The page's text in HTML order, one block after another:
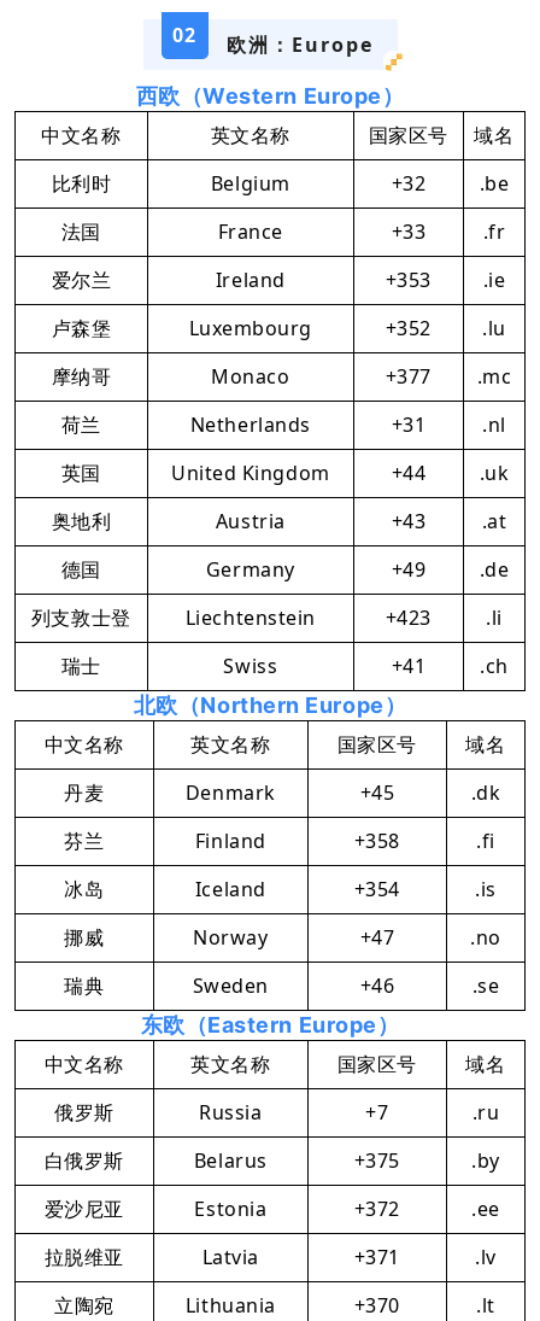
02 欧洲：Europe
西欧（Western Europe）
中文名称 英文名称 国家区号
域名
比利时
Belgium +32
.be
法国
France +33
.fr
爱尔兰
Ireland +353
.ie
卢森堡
Luxembourg +352
.lu
摩纳哥
Monaco +377
.mc
荷兰
Netherlands +31
.nl
英国
United Kingdom +44
.uk
奥地利
Austria +43
.at
德国
Germany +49
.de
列支敦士登
Liechtenstein +423
.li
瑞士
Swiss +41 .ch
北欧（Northern Europe）
中文名称 英文名称 国家区号
域名
丹麦
Denmark +45
.dk
芬兰
Finland +358
.fi
冰岛
Iceland +354
.is
挪威
Norway +47
.no
瑞典
Sweden +46 .se
东欧（Eastern Europe）
中文名称 英文名称 国家区号
域名
俄罗斯
Russia +7
.ru
白俄罗斯
Belarus +375
.by
爱沙尼亚
Estonia +372
.ee
拉脱维亚
Latvia +371
.lv
立陶宛
Lithuania +370
.lt